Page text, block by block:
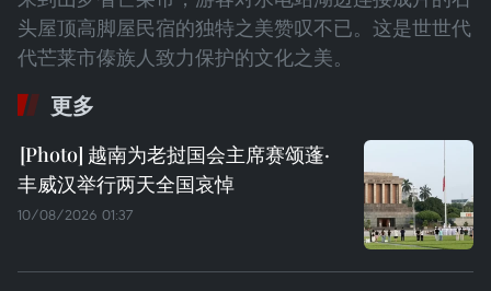
头屋顶高脚屋民宿的独特之美赞叹不已。这是世世代
代芒莱市傣族人致力保护的文化之美。
更多
越南为老挝国会主席赛颂蓬·
丰威汉举行两天全国哀悼
10/08/2026 01:37